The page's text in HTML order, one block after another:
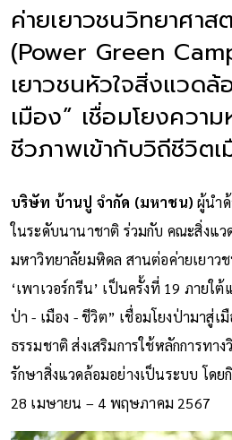
ค่ายเยาวชนวิทยาศา
(Power Green
เยาวชนหัวใจสิ่งแวดล้
เมือง” เชื่อมโยงควา
ชีวภาพเข้ากับวิถีชีวิตเ
บริษัท บ้านปู จำกัด (มหาชน) ผู้นำ
ในระดับนานาชาติ ร่วมกับ คณะสิ่งแ
มหาวิทยาลัยมหิดล สานต่อค่ายเยาว
‘เพาเวอร์กรีน’ เป็นครั้งที่ 19 ภายใ
ป่า - เมือง - ชีวิต” เชื่อมโยงป่ามาสู่เ
ธรรมชาติ ส่งเสริมการใช้หลักการทา
รักษาสิ่งแวดล้อมอย่างเป็นระบบ โดย
28 เมษายน – 4 พฤษภาคม 2567